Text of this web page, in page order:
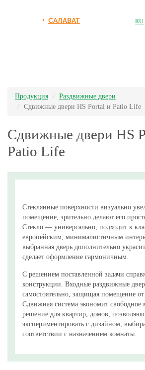
САЛАВАТ RU
Продукция
Раздвижные двери
Cдвижные двери HS Portal и Patio Life
Cдвижные двери HS
Patio Life
Стеклянные поверхности визуально
помещение, зрительно делают его
Стекло — универсально, подходит к
европейским, минималистичным
выбранная дверь дополнительно
сделает оформление гармоничным.
С решением поставленной задачи
конструкции. Входные раздвижные
самостоятельно, защищая помещение от
Сдвижная система экономит свободное
решение для квартир, домов,
экспериментировать с дизайном,
соответствии с назначением комнаты.